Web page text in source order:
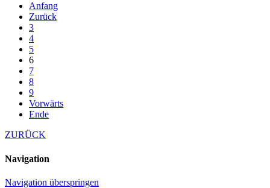
Anfang
Zurück
3
4
5
6
7
8
9
Vorwärts
Ende
ZURÜCK
Navigation
Navigation überspringen